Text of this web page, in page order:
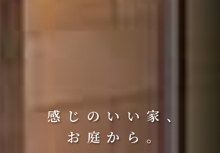
感 じ の い い 家 、
お 庭 か ら 。